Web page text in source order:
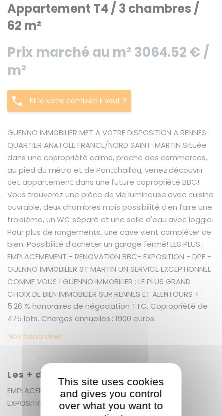
Appartement T4 / 3 chambres /
62 m²
Prix marché au m² 3064.52 € /
m²
Et le votre combien il vaut ?
GUENNO IMMOBILIER MET A VOTRE DISPOSITION A RENNES :
QUARTIER ANATOLE FRANCE/NORD SAINT-MARTIN Située
dans une copropriété calme, proche des commerces,
au pied du métro et de Pontchaillou, venez découvrir
cet appartement dans une future copropriété BBC!
Vous trouverez une pièce de vie lumineuse avec cuisine
ouvrable, deux chambres mais possibilité d'en faire une
troisième, un WC séparé et une salle d'eau avec loggia.
Pour plus de rangements, une cave vient compléter ce
bien. Possibilité d'acheter un garage fermé! LES PLUS :
EMPLACEMEMENT - RENOVATION BBC- EXPOSITION - DPE -
GUENNO IMMOBILIER ST MARTIN UN SERVICE EXCEPTIONNEL
COMME VOUS ! GUENNO IMMOBILIER : LE PLUS GRAND
CHOIX DE BIEN IMMOBILIER SUR RENNES ET ALENTOURS +
5.26 % honoraires de négociation TTC. Copropriété de
475 lots. Charges annuelles : 1900 euros.
Nos honoraires
Les + du bien
EMPLACEMEMENT - PASSAGE EN BBC EN COURS -
EXPOSITION - DPE
This site uses cookies
and gives you control
over what you want to